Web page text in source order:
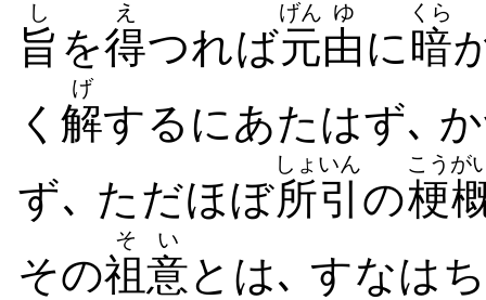
旨
し
を得
え
つれば元
げん
由
ゆ
に暗
くら
く 解
げ
するにあたはず､
ず､ ただほぼ所引
しょいん
の梗
こうが
その祖意
そい
とは､ すなはち